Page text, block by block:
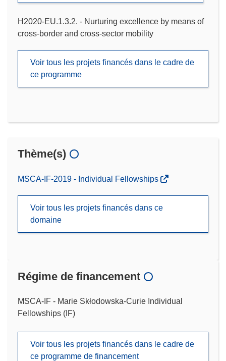
H2020-EU.1.3.2. - Nurturing excellence by means of
cross-border and cross-sector mobility
Voir tous les projets financés dans le cadre de
ce programme
Thème(s)
MSCA-IF-2019 - Individual Fellowships
Voir tous les projets financés dans ce
domaine
Régime de financement
MSCA-IF - Marie Skłodowska-Curie Individual
Fellowships (IF)
Voir tous les projets financés dans le cadre de
ce programme de financement